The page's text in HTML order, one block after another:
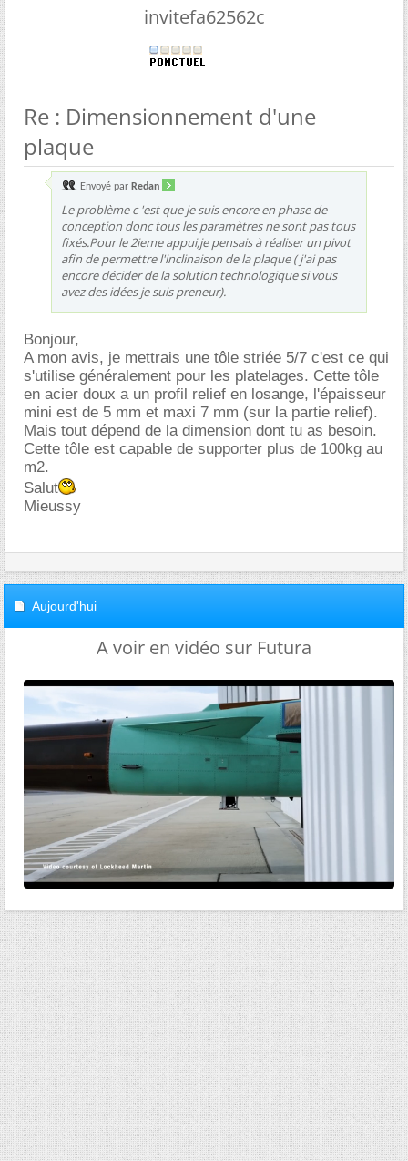
invitefa62562c
Re : Dimensionnement d'une
plaque
Envoyé par Redan
Le problème c 'est que je suis encore en phase de
conception donc tous les paramètres ne sont pas tous
fixés.Pour le 2ieme appui,je pensais à réaliser un pivot
afin de permettre l'inclinaison de la plaque ( j'ai pas
encore décider de la solution technologique si vous
avez des idées je suis preneur).
Bonjour,
A mon avis, je mettrais une tôle striée 5/7 c'est ce qui
s'utilise généralement pour les platelages. Cette tôle
en acier doux a un profil relief en losange, l'épaisseur
mini est de 5 mm et maxi 7 mm (sur la partie relief).
Mais tout dépend de la dimension dont tu as besoin.
Cette tôle est capable de supporter plus de 100kg au
m2.
Salut
Mieussy
Aujourd'hui
A voir en vidéo sur Futura